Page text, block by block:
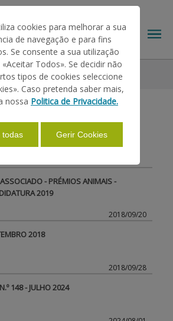
- PRÉMIOS ANIMAIS -
2019
2018/09/20
2018
2018/09/28
148 - JULHO 2024
cookies para melhorar a sua
de navegação e para fins
Se consente a sua utilização
Todos». Se decidir não
tipos de cookies seleccione
Caso pretenda saber mais,
nossa Politica de Privacidade.
todas Gerir Cookies